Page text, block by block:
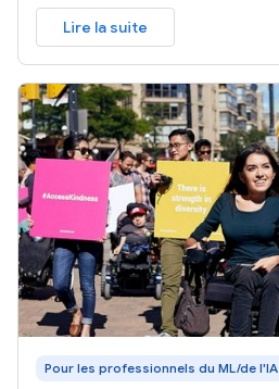
Lire la suite
Pour les professionnels du ML/de l'IA